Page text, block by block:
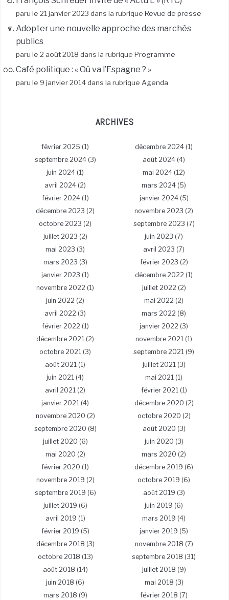
paru le 21 janvier 2023 dans la rubrique Revue de presse
Adopter une nouvelle approche des marchés
publics
paru le 2 août 2018 dans la rubrique Programme
Café politique : « Où va l’Espagne ? »
paru le 9 janvier 2014 dans la rubrique Agenda
ARCHIVES
février 2025 (1) décembre 2024 (1)
septembre 2024(3) août 2024 (4)
juin 2024 (1) mai 2024 (12)
avril 2024 (2) mars 2024 (5)
février 2024(1) janvier 2024(5)
décembre 2023 (2) novembre 2023 (2)
octobre 2023 (2) septembre 2023 (7)
juillet 2023 (2) juin 2023 (7)
mai 2023 (3) avril 2023 (7)
mars 2023 (3) février 2023 (2)
janvier 2023 (1) décembre 2022 (1)
novembre 2022 (1) juillet 2022 (2)
juin 2022 (2) mai 2022 (2)
avril 2022 (3) mars 2022 (8)
février 2022 (1) janvier 2022 (3)
décembre 2021 (2) novembre 2021 (1)
octobre 2021 (3) septembre 2021 (9)
août 2021 (1) juillet 2021 (3)
juin 2021 (4) mai 2021 (1)
avril 2021 (2) février 2021 (1)
janvier 2021 (4) décembre 2020 (2)
novembre 2020 (2) octobre 2020 (2)
septembre 2020 (8) août 2020 (3)
juillet 2020 (6) juin 2020 (3)
mai 2020 (2) mars 2020 (2)
février 2020 (1) décembre 2019 (6)
novembre 2019 (2) octobre 2019 (6)
septembre 2019 (6) août 2019 (3)
juillet 2019 (6) juin 2019 (6)
avril 2019 (1) mars 2019 (4)
février 2019 (5) janvier 2019 (5)
décembre 2018 (3) novembre 2018 (7)
octobre 2018 (13) septembre 2018 (31)
août 2018 (14) juillet 2018 (9)
juin 2018 (6) mai 2018 (3)
mars 2018 (9) février 2018 (7)